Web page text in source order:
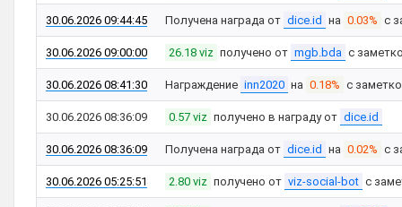
30.06.2026 09:44:45 Получена награда от dice.id на 0.03% с
30.06.2026 09:00:00 26.18 viz получено от mgb.bda с
30.06.2026 08:41:30 Награждение inn2020 на 0.18% с
30.06.2026 08:36:09 0.57 viz получено в награду от dice.id
30.06.2026 08:36:09 Получена награда от dice.id на 0.02% с
30.06.2026 05:25:51 2.80 viz получено от viz-social-bot с